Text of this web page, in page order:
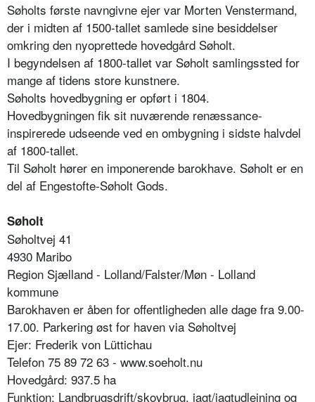
Søholts første navngivne ejer var Morten Venstermand,
der i midten af 1500-tallet samlede sine besiddelser
omkring den nyoprettede hovedgård Søholt.
I begyndelsen af 1800-tallet var Søholt samlingssted for
mange af tidens store kunstnere.
Søholts hovedbygning er opført i 1804.
Hovedbygningen fik sit nuværende renæssance-
inspirerede udseende ved en ombygning i sidste halvdel
af 1800-tallet.
Til Søholt hører en imponerende barokhave. Søholt er en
del af Engestofte-Søholt Gods.
Søholt
Søholtvej 41
4930 Maribo
Region Sjælland - Lolland/Falster/Møn - Lolland
kommune
Barokhaven er åben for offentligheden alle dage fra 9.00-
17.00. Parkering øst for haven via Søholtvej
Ejer: Frederik von Lüttichau
Telefon 75 89 72 63 - www.soeholt.nu
Hovedgård: 937.5 ha
Funktion: Landbrugsdrift/skovbrug, jagt/jagtudlejning og